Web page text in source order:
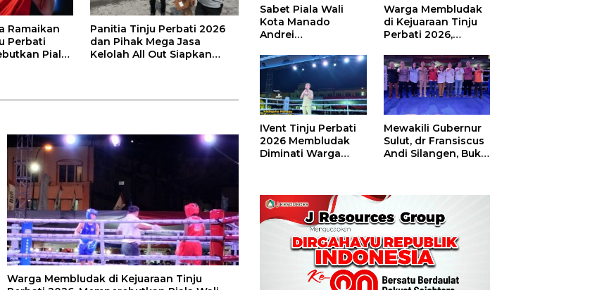
Ramaikan
Perbati
Piala
Panitia Tinju Perbati 2026
dan Pihak Mega Jasa
Kelolah All Out Siapkan
Warga Membludak di Kejuaraan Tinju
Sabet Piala Wali
Kota Manado
Andrei
Boxing Camp Juara
Umum Tinju Perbati
2026
Warga Membludak
di Kejuaraan Tinju
Perbati 2026,
Piala Wali Kota
IVent Tinju Perbati
2026 Membludak
Diminati Warga
Mewakili Gubernur
Sulut, dr Fransiscus
Andi Silangen, Buka
Piala Wali Kota
Manado